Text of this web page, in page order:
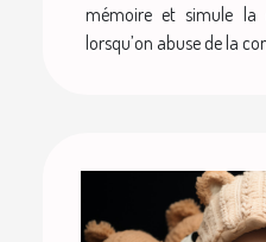
mémoire et simule la
lorsqu’on abuse de la